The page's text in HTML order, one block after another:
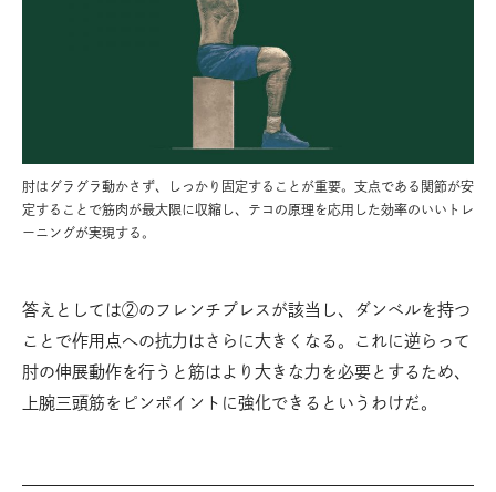
肘はグラグラ動かさず、しっかり固定することが重要。支点である関節が安
定することで筋肉が最大限に収縮し、テコの原理を応用した効率のいいトレ
ーニングが実現する。
答えとしては②のフレンチプレスが該当し、ダンベルを持つ
ことで作用点への抗力はさらに大きくなる。これに逆らって
肘の伸展動作を行うと筋はより大きな力を必要とするため、
上腕三頭筋をピンポイントに強化できるというわけだ。